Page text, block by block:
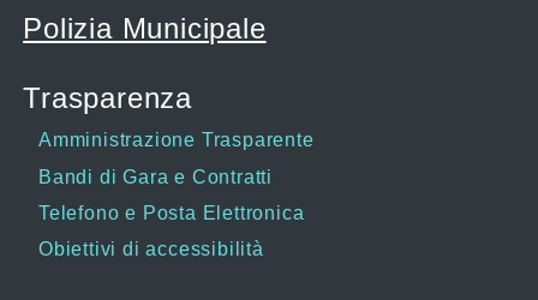
Polizia Municipale
Trasparenza
Amministrazione Trasparente
Bandi di Gara e Contratti
Telefono e Posta Elettronica
Obiettivi di accessibilità